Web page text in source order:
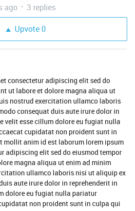
ago
3 replies
Upvote0
consectetur adipiscing elit sed do
ut labore et dolore magna aliqua ut
nostrud exercitation ullamco laboris
consequat duis aute irure dolor in
velit esse cillum dolore eu fugiat nulla
cupidatat non proident sunt in
mollit anim id est laborum lorem ipsum
adipiscing elit sed do eiusmod tempor
magna aliqua ut enim ad minim
ullamco laboris nisi ut aliquip ex
aute irure dolor in reprehenderit in
dolore eu fugiat nulla pariatur
non proident sunt in culpa qui